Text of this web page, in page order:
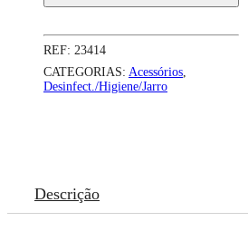
REF: 23414
CATEGORIAS: Acessórios
Desinfect./Higiene/Jarro
Descrição